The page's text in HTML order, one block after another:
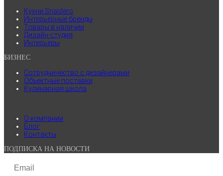
Кухни Snaidero
Интерьерные бренды
Товары в наличии
Дизайн-студия
Интерьеры
БИЗНЕС
Сотрудничество с дизайнерами
Объектные поставки
Кулинарная школа
О компании
Блог
Контакты
ПОДПИСКА НА НОВОСТИ